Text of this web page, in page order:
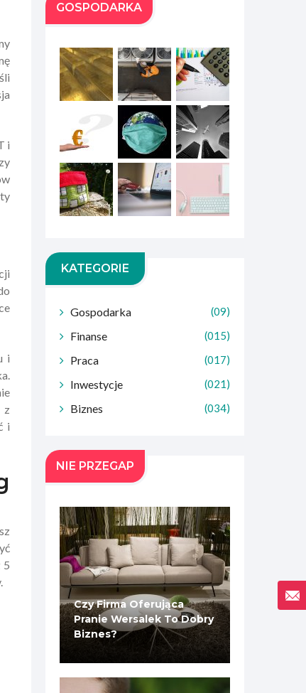
i
i
z
i
5
GOSPODARKA
KATEGORIE
Gospodarka (09)
Finanse (015)
Praca (017)
Inwestycje (021)
Biznes (034)
NIE PRZEGAP
Czy Firma Oferująca
Pranie Wersalek To Dobry
Biznes?